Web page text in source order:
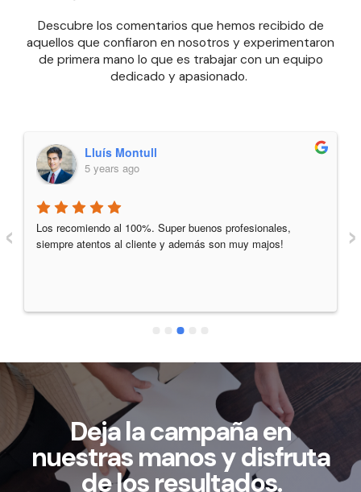
Descubre los comentarios que hemos recibido de
aquellos que confiaron en nosotros y experimentaron
de primera mano lo que es trabajar con un equipo
dedicado y apasionado.
Lluís Montull
5 years ago
Los recomiendo al 100%. Super buenos profesionales,
siempre atentos al cliente y además son muy majos!
‹ ›
Deja la campaña en
nuestras manos y disfruta
de los resultados.